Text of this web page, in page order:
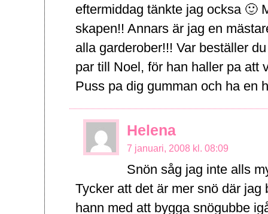
eftermiddag tänkte jag ocksa 🙂
skapen!! Annars är jag en
alla garderober!!! Var beställer
par till Noel, för han haller pa att
Puss pa dig gumman och ha en
Helena
7 januari, 2008 kl. 08:09
Snön såg jag inte alls
Tycker att det är mer snö där
hann med att bygga snögubbe